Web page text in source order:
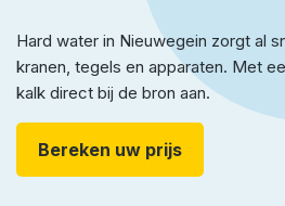
Hard water in Nieuwegein zorgt al
kranen, tegels en apparaten. Met
kalk direct bij de bron aan.
Bereken uw prijs